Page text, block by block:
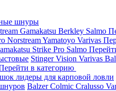
шнуры
Gamakatsu Berkley Salmo
NorstreamYamatoyo Varivas
Strike Pro Salmo
StingerVision Varivas
в категорию
лидеры для карповой ловли
BalzerColmic Cralusso